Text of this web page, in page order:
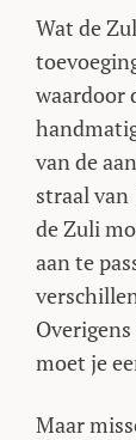
Wat de
waardoor
van de
straal van
de Zuli
aan te
moet je
Maar